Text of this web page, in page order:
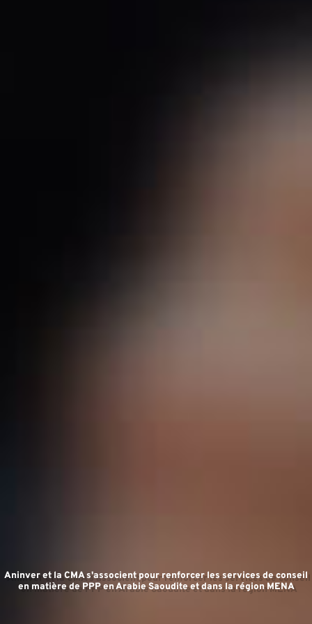
Aninver et la CMA s'associent pour renforcer les services de conseil
en matière de PPP en Arabie Saoudite et dans la région MENA